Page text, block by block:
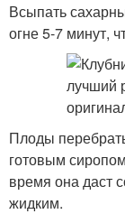
Всыпать
огне 5-7 минут,
Плоды
готовым
время она даст
жидким.